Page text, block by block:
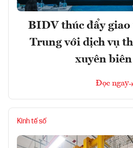
BIDV thúc đẩy
Trung với dịch vụ
xuyên
Đọc ngay
Kinh tế số